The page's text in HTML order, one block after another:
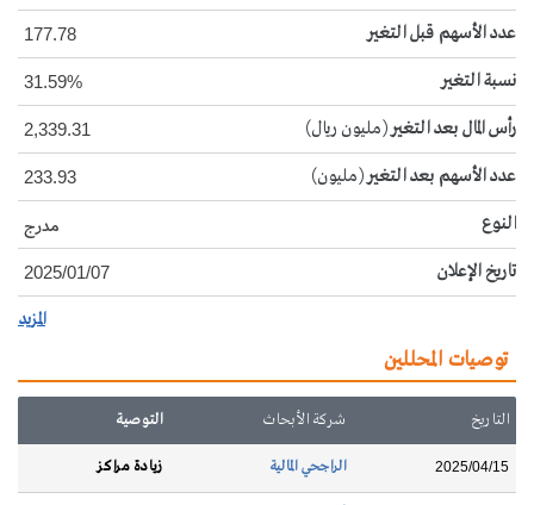
عدد الأسهم قبل التغير 177.78
نسبة التغير 31.59%
رأس المال بعد التغير(مليون ريال) 2,339.31
عدد الأسهم بعد التغير(مليون) 233.93
النوع مدرج
تاريخ الإعلان 2025/01/07
المزيد
توصيات المحللين
التاريخ شركة الأبحاث التوصية
2025/04/15 الراجحي المالية زيادة مراكز